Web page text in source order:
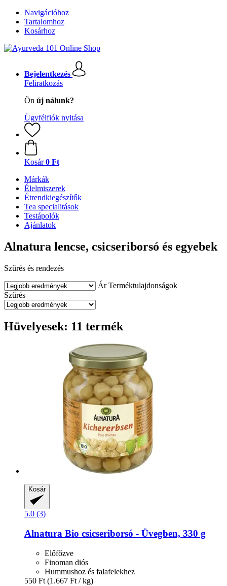
Navigációhoz
Tartalomhoz
Kosárhoz
Bejelentkezés
Feliratkozás
Ön új nálunk?
Ügyfélfiók nyitása
Kosár 0 Ft
Márkák
Élelmiszerek
Étrendkiegészítők
Tea specialitások
Testápolók
Ajánlatok
Alnatura lencse, csicseriborsó és egyebek
Szűrés és rendezés
Ár Terméktulajdonságok
Szűrés
Hüvelyesek: 11 termék
Kosár
5.0 (3)
Alnatura Bio csicseriborsó -​ Üvegben, 330 g
Előfőzve
Finoman diós
Hummushoz és falafelekhez
550 Ft (1.667 Ft / kg)